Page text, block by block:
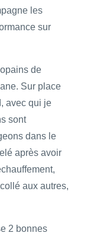
les
sur
de
Sur place
avec qui je
sont
dans le
après avoir
aux autres,
2 bonnes